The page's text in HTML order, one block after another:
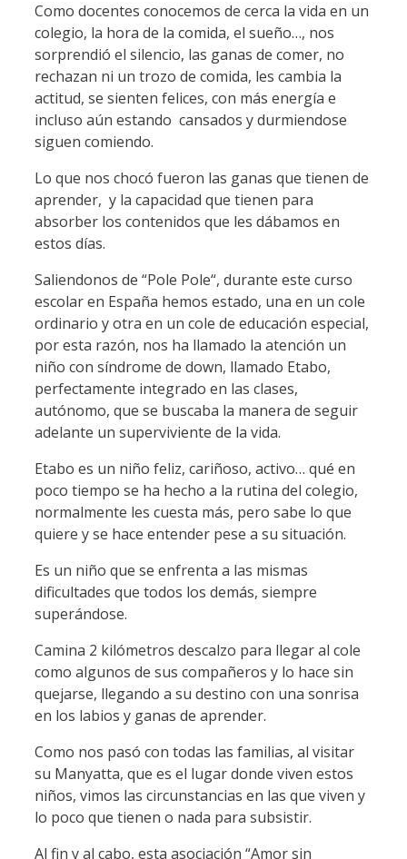
Como docentes conocemos de cerca la vida en un
colegio, la hora de la comida, el sueño…, nos
sorprendió el silencio, las ganas de comer, no
rechazan ni un trozo de comida, les cambia la
actitud, se sienten felices, con más energía e
incluso aún estando cansados y durmiendose
siguen comiendo.
Lo que nos chocó fueron las ganas que tienen de
aprender, y la capacidad que tienen para
absorber los contenidos que les dábamos en
estos días.
Saliendonos de “Pole Pole“, durante este curso
escolar en España hemos estado, una en un cole
ordinario y otra en un cole de educación especial,
por esta razón, nos ha llamado la atención un
niño con síndrome de down, llamado Etabo,
perfectamente integrado en las clases,
autónomo, que se buscaba la manera de seguir
adelante un superviviente de la vida.
Etabo es un niño feliz, cariñoso, activo… qué en
poco tiempo se ha hecho a la rutina del colegio,
normalmente les cuesta más, pero sabe lo que
quiere y se hace entender pese a su situación.
Es un niño que se enfrenta a las mismas
dificultades que todos los demás, siempre
superándose.
Camina 2 kilómetros descalzo para llegar al cole
como algunos de sus compañeros y lo hace sin
quejarse, llegando a su destino con una sonrisa
en los labios y ganas de aprender.
Como nos pasó con todas las familias, al visitar
su Manyatta, que es el lugar donde viven estos
niños, vimos las circunstancias en las que viven y
lo poco que tienen o nada para subsistir.
Al fin y al cabo, esta asociación “Amor sin